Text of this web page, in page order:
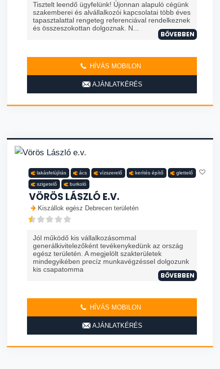
Tisztelt leendő ügyfelünk! Újonnan alapuló cégünk
szakemberei és alvállalkozói kapcsolatai több éves
tapasztalattal rengeteg referenciával rendelkeznek
és összeszokottan dolgoznak. N...
BŐVEBBEN
HÍVÁS MOBILON
AJÁNLATKÉRÉS
lakásfelújítás ács vízszerelő kerítés építő glettelő
szigetelő burkoló
VÖRÖS LÁSZLÓ E.V.
Kiszállok egész Debrecen területén
Jól működő kis vállalkozásommal
generálkivitelezőként tevékenykedünk az ország
egész területén. A megjelölt szakterületek
mindegyikében precíz munkavégzéssel dolgozunk
kis csapatomma
BŐVEBBEN
HÍVÁS MOBILON
AJÁNLATKÉRÉS